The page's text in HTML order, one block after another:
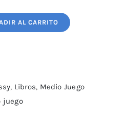
AL CARRITO
, Libros, Medio Juego
juego